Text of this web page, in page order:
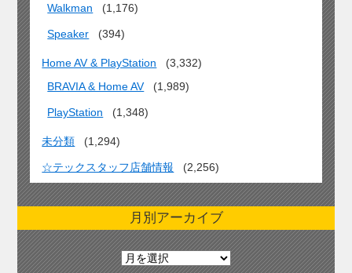
Walkman (1,176)
Speaker (394)
Home AV & PlayStation
(3,332)
BRAVIA & Home AV
(1,989)
PlayStation (1,348)
未分類 (1,294)
☆テックスタッフ店舗情報 (2,256)
月別アーカイブ
月
別